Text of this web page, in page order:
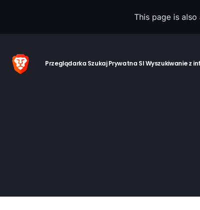
This page is
Przeglądarka Szukaj Prywatna SIWyszukiwanie z